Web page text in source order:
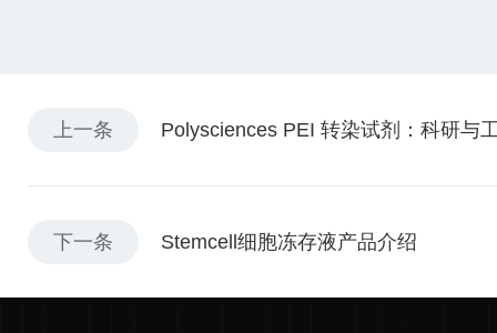
上一条 Polysciences PEI 转染试剂：科研与
下一条 Stemcell细胞冻存液产品介绍